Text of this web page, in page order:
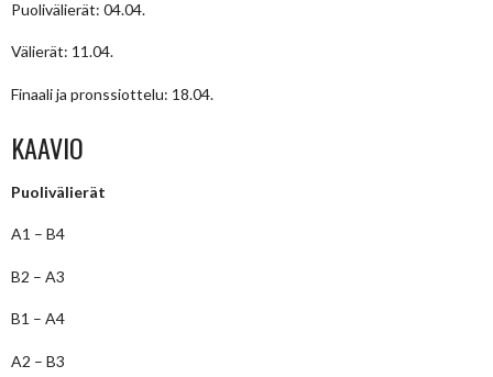
Puolivälierät: 04.04.
Välierät: 11.04.
Finaali ja pronssiottelu: 18.04.
KAAVIO
Puolivälierät
A1 – B4
B2 – A3
B1 – A4
A2 – B3